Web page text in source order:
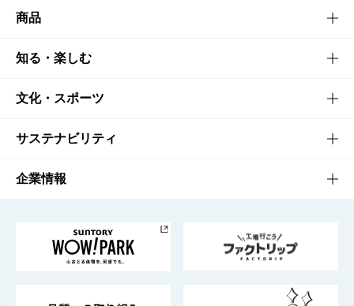
商品
商品TOP
商品一覧
商品発売情報
栄養成分一覧
知る・楽しむ
知る・楽しむTOP
キャンペーン
工場見学
地域情報
文化・スポーツ
文化・スポーツTOP
サントリーホール
サントリーサンバーズ大阪
サステナビリティ
サステナビリティTOP
サントリーが考えるサステナビリティ経営
企業情報
企業概要